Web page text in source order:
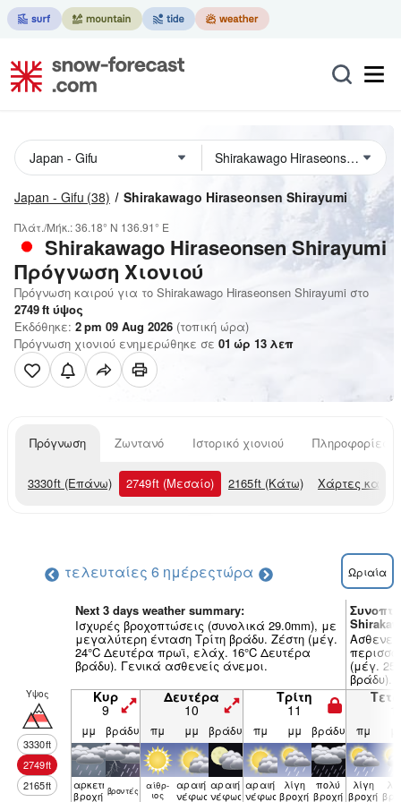
Japan - Gifu (38) Shirakawago Hiraseonsen Shirayumi
Πλάτ./Μήκ.:36.18° N 136.91° E
Shirakawago Hiraseonsen Shirayumi
Πρόγνωση Χιονιού
Πρόγνωση καιρού για το Shirakawago Hiraseonsen Shirayumi στο
2749ft ύψος
Εκδόθηκε: 2 pm 09 Aug 2026 (τοπική ώρα)
Πρόγνωση χιονιού ενημερώθηκε σε 01 ώρ 13 λεπ
Πρόγνωση Ζωντανό Ιστορικό χιονιού Πληροφορίες
3330ft (Επάνω) 2749ft (Μεσαίο) 2165ft (Κάτω) Χάρτες
τελευταίες 6 ημέρεςτώρα Ωριαία
Next 3 days weather summary:
Ισχυρές βροχοπτώσεις (συνολικά 29.0mm), με
μεγαλύτερη ένταση Τρίτη βράδυ. Ζέστη (μέγ.
24°C Δευτέρα πρωϊ, ελάχ. 16°C Δευτέρα
βράδυ). Γενικά ασθενείς άνεμοι. (μέγ.
βράδυ).
Υψος
3330ft
2749ft
2165ft
Κυρ
9
Δευτέρα
10
Τρίτη
11
μμ βράδυ πμ μμ βράδυ πμ μμ βράδυ πμ
αρκετή
βροχή βρον­τές αίθρ­
ιος
αραιή
νέφωση
αραιή
νέφωση
αραιή
νέφωση
λίγη
βροχή
πολύ
βροχή
λίγη
βροχή